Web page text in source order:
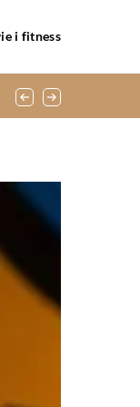
i fitness